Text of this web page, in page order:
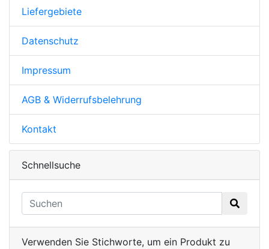
Liefergebiete
Datenschutz
Impressum
AGB & Widerrufsbelehrung
Kontakt
Schnellsuche
Verwenden Sie Stichworte, um ein Produkt zu